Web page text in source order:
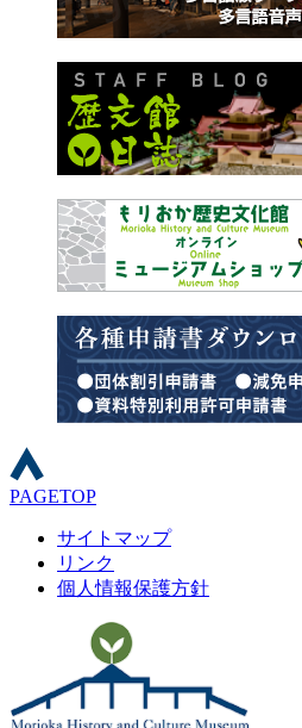
PAGETOP
サイトマップ
リンク
個人情報保護方針